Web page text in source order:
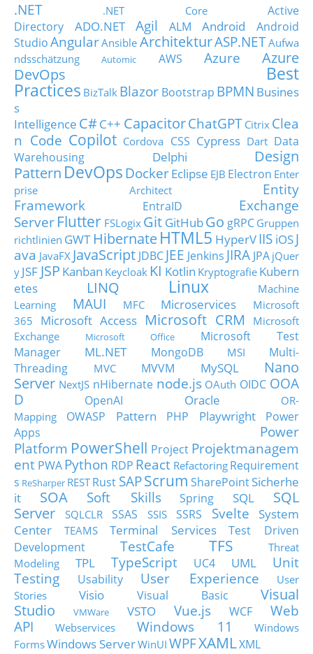
.NET .NET Core
Active
Directory
ADO.NET Agil ALM Android
Android
StudioAngularAnsible ArchitekturASP.NETAufwa
ndsschätzung
Automic AWS Azure
Azure
DevOps
Best
Practices BizTalk Blazor Bootstrap BPMN Busines
s
Intelligence C#C++ CapacitorChatGPT Citrix Clea
n Code Copilot Cordova CSS Cypress Dart Data
Warehousing
Delphi
Design
Pattern DevOps DockerEclipse EJB Electron Enter
prise Architect
Entity
Framework
EntraID
Exchange
Server Flutter FSLogix Git GitHubGo gRPC Gruppen
richtlinien GWT HibernateHTML5 HyperVIIS iOSJ
ava JavaFX JavaScript JDBC JEE Jenkins JIRA JPA jQuer
y JSF JSP Kanban Keycloak KI Kotlin Kryptografie Kubern
etes
LINQ Linux
Machine
Learning
MAUI MFC Microservices
Microsoft
365
Microsoft Access Microsoft CRM
Microsoft
Exchange
Microsoft Office
Microsoft Test
Manager
ML.NET MongoDB MSI
Multi-
Threading
MVC MVVM MySQL
Nano
Server NextJS nHibernate node.js OAuth OIDC OOA
D
OpenAI Oracle
OR-
Mapping
OWASP Pattern PHP Playwright
Power
Apps
Power
Platform PowerShell Project Projektmanagem
ent PWA Python RDP React Refactoring Requirement
s ReSharper RESTRust SAPScrum SharePointSicherhe
it
SOA Soft Skills Spring SQL
SQL
Server
SQLCLR SSAS SSIS SSRS Svelte
System
Center
TEAMS Terminal Services
Test Driven
Development
TestCafe TFS
Threat
Modeling
TPL TypeScript UC4 UML
Unit
Testing
Usability User Experience
User
Stories
Visio Visual Basic
Visual
Studio
VMWare VSTO Vue.js WCF
Web
API
Webservices Windows 11
Windows
FormsWindows ServerWinUI WPFXAMLXML